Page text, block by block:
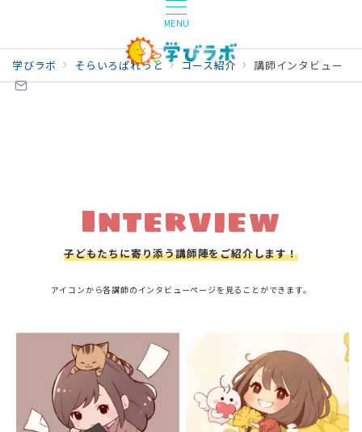
MENU
学びラボ そらいろぱれっと コース紹介 講師インタビュー
Interview
子どもたちに寄り添う講師陣をご紹介します！
アイコンから各講師のインタビューページを見ることができます。